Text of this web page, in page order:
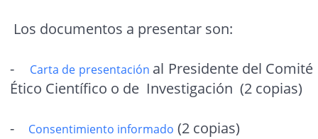
Los documentos a presentar son:
- Carta de presentación al Presidente del Comité
Ético Científico o de Investigación (2 copias)
- Consentimiento informado (2 copias)